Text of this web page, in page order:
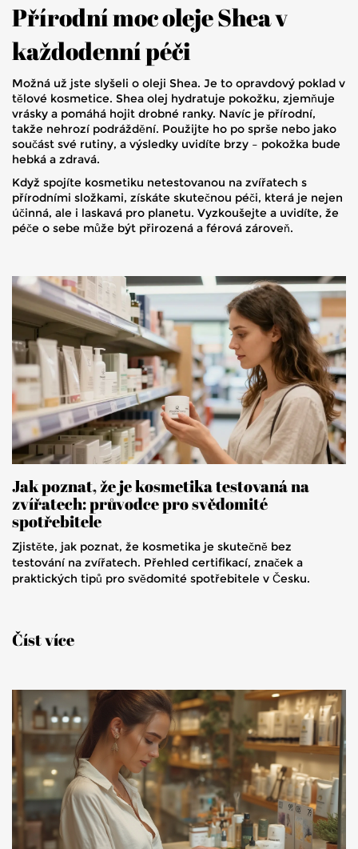
Přírodní moc oleje Shea v
každodenní péči
Možná už jste slyšeli o oleji Shea. Je to opravdový poklad v
tělové kosmetice. Shea olej hydratuje pokožku, zjemňuje
vrásky a pomáhá hojit drobné ranky. Navíc je přírodní,
takže nehrozí podráždění. Použijte ho po sprše nebo jako
součást své rutiny, a výsledky uvidíte brzy – pokožka bude
hebká a zdravá.
Když spojíte kosmetiku netestovanou na zvířatech s
přírodními složkami, získáte skutečnou péči, která je nejen
účinná, ale i laskavá pro planetu. Vyzkoušejte a uvidíte, že
péče o sebe může být přirozená a férová zároveň.
Jak poznat, že je kosmetika testovaná na
zvířatech: průvodce pro svědomité
spotřebitele
Zjistěte, jak poznat, že kosmetika je skutečně bez
testování na zvířatech. Přehled certifikací, značek a
praktických tipů pro svědomité spotřebitele v Česku.
Číst více